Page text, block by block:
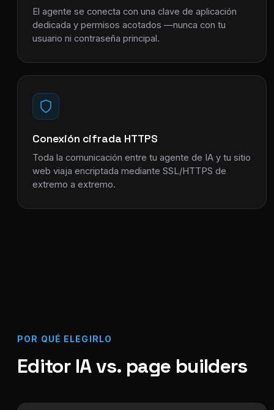
El agente se conecta con una clave de aplicación
dedicada y permisos acotados —nunca con tu
usuario ni contraseña principal.
Conexión cifrada HTTPS
Toda la comunicación entre tu agente de IA y tu sitio
web viaja encriptada mediante SSL/HTTPS de
extremo a extremo.
POR QUÉ ELEGIRLO
Editor IA vs. page builders